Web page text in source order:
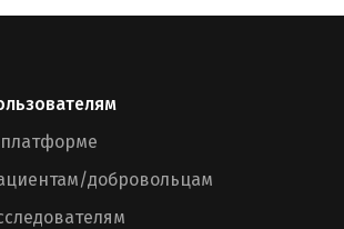
добровольцам